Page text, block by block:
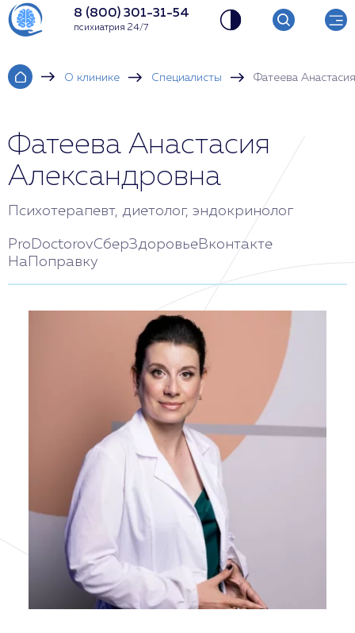
8 (800) 301-31-54
психиатрия 24/7
О клинике Специалисты Фатеева
Фатеева Анастасия
Александровна
Психотерапевт, диетолог, эндокринолог
ProDoctorovСберЗдоровьеВконтакте
НаПоправку